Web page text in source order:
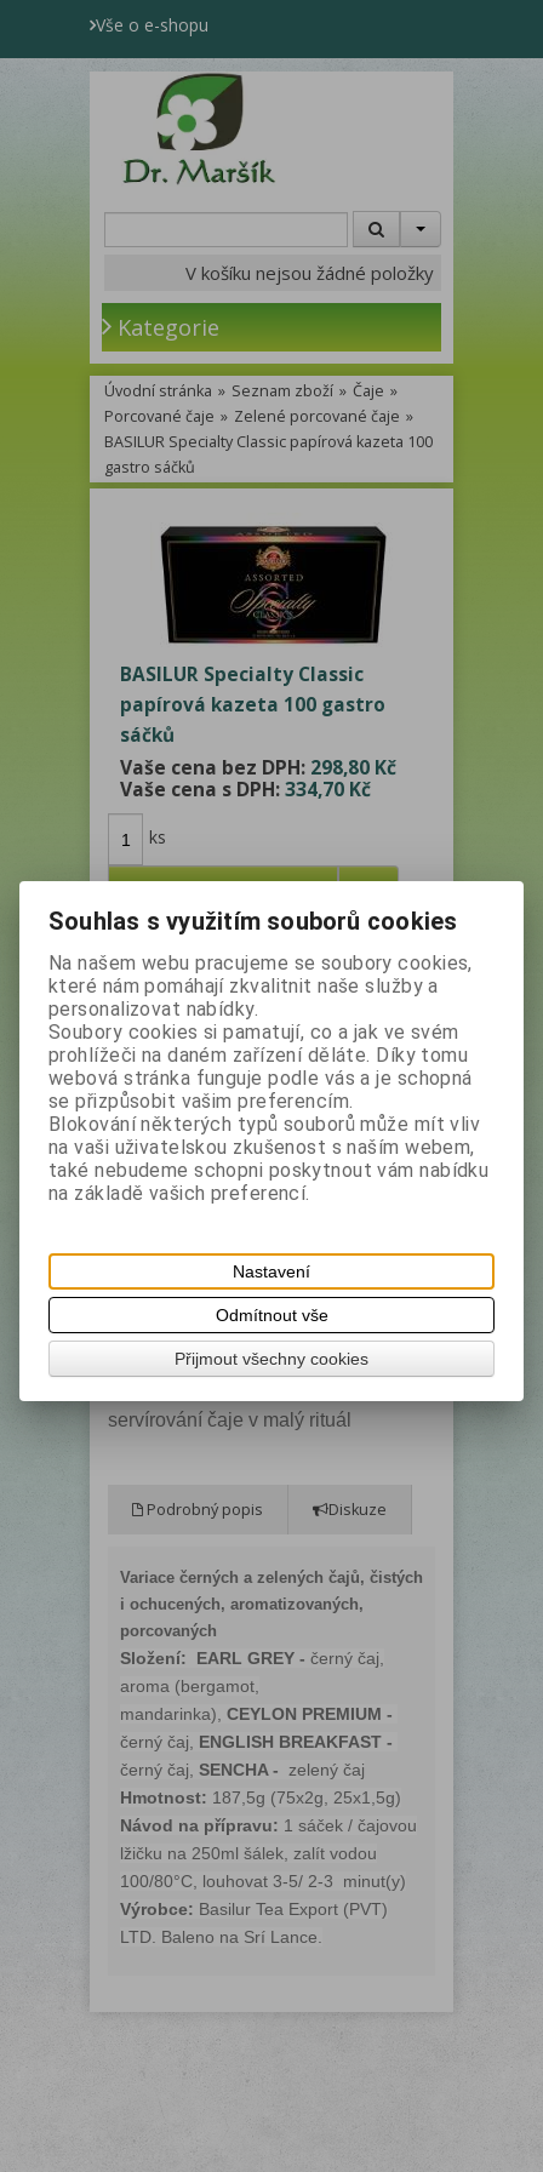
Vše o e-shopu
V košíku nejsou žádné položky
Kategorie
Úvodní stránka » Seznam zboží » Čaje »
Porcované čaje » Zelené porcované čaje »
BASILUR Specialty Classic papírová kazeta 100
gastro sáčků
BASILUR Specialty Classic
papírová kazeta 100 gastro
sáčků
Vaše cena bez DPH: 298,80 Kč
Vaše cena s DPH:334,70 Kč
ks
Výrobce:Basilur
Katalogové číslo: 28291
Skladem:4 ks
EAN:4792252953277
Dotaz na výrobek
Doporučit výrobek
Tisk
nejoblíbenější čaje značky Basilur.
Elegantní papírová kazeta s bohatě
zdobeným designem podtrhuje
jedinečný charakter této prémiové
servírování čaje v malý rituál
Podrobný popis Diskuze
Variace černých a zelených čajů, čistých
i ochucených, aromatizovaných,
porcovaných
Složení: EARL GREY - černý čaj,
aroma (bergamot,
mandarinka), CEYLON PREMIUM -
černý čaj, ENGLISH BREAKFAST -
černý čaj, SENCHA - zelený čaj
Hmotnost: 187,5g (75x2g, 25x1,5g)
Návod na přípravu: 1 sáček / čajovou
lžičku na 250ml šálek, zalít vodou
100/80°C, louhovat 3-5/ 2-3 minut(y)
Výrobce: Basilur Tea Export (PVT)
LTD. Baleno na Srí Lance.
Souhlas s využitím souborů cookies
Na našem webu pracujeme se soubory cookies,
které nám pomáhají zkvalitnit naše služby a
personalizovat nabídky.
Soubory cookies si pamatují, co a jak ve svém
prohlížeči na daném zařízení děláte. Díky tomu
webová stránka funguje podle vás a je schopná
se přizpůsobit vašim preferencím.
Blokování některých typů souborů může mít vliv
na vaši uživatelskou zkušenost s naším webem,
také nebudeme schopni poskytnout vám nabídku
na základě vašich preferencí.
Nastavení
Odmítnout vše
Přijmout všechny cookies